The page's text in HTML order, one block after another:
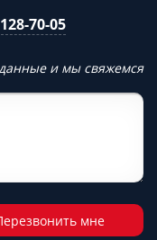
70-05
и мы свяжемся
мне